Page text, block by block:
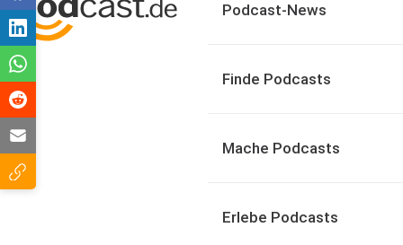
Podcast-News
Finde Podcasts
Mache Podcasts
Erlebe Podcasts